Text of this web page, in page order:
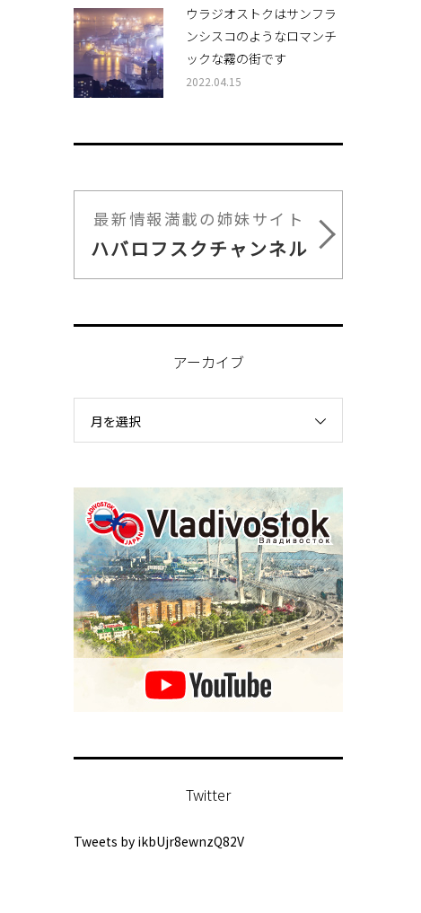
ウラジオストクはサンフラ
ンシスコのようなロマンチ
ックな霧の街です
2022.04.15
最新情報満載の姉妹サイト
ハバロフスクチャンネル
アーカイブ
月を選択
Twitter
Tweets by ikbUjr8ewnzQ82V